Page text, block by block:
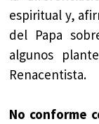
espiritual y,
del Papa
algunos
Renacentista.
No conforme